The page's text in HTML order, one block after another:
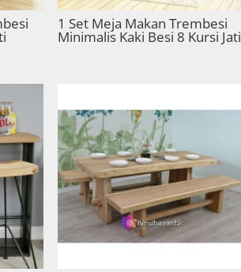
1 Set Meja Makan Trembesi
Minimalis Kaki Besi 8 Kursi Jati